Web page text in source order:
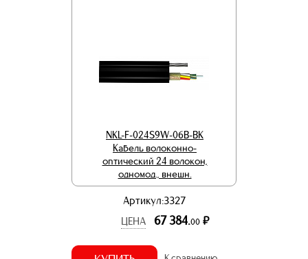
NKL-F-024S9W-06B-BK
Кабель волоконно-
оптический 24 волокон,
одномод., внешн.
Артикул:3327
ЦЕНА
67 384.00 р.